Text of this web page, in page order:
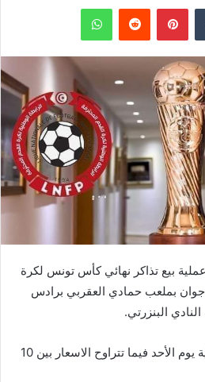
بينتيريست واتساب
السبت 29 جوان عملية بيع تذاكر نهائي كأس تونس لكرة
القدم المبرمج يوم الأحد 30 جوان بملعب حمادي العقربي برادس
البنزرتي.
و تتواصل عملية البيع إلى غاية يوم الأحد فيما تتراوح الاسعار بين 10